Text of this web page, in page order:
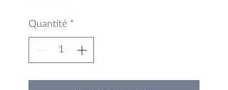
Quantité *